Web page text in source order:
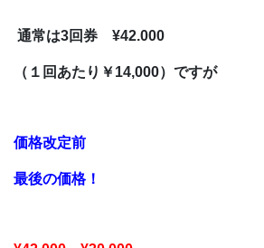
通常は3回券 ¥42.000
（１回あたり￥14,000）ですが
価格改定前
最後の価格！